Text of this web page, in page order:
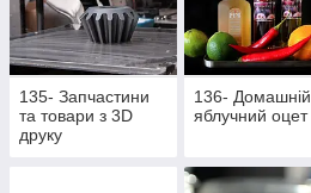
135- Запчастини
та товари з 3D
друку
136- Домашній
яблучний оцет